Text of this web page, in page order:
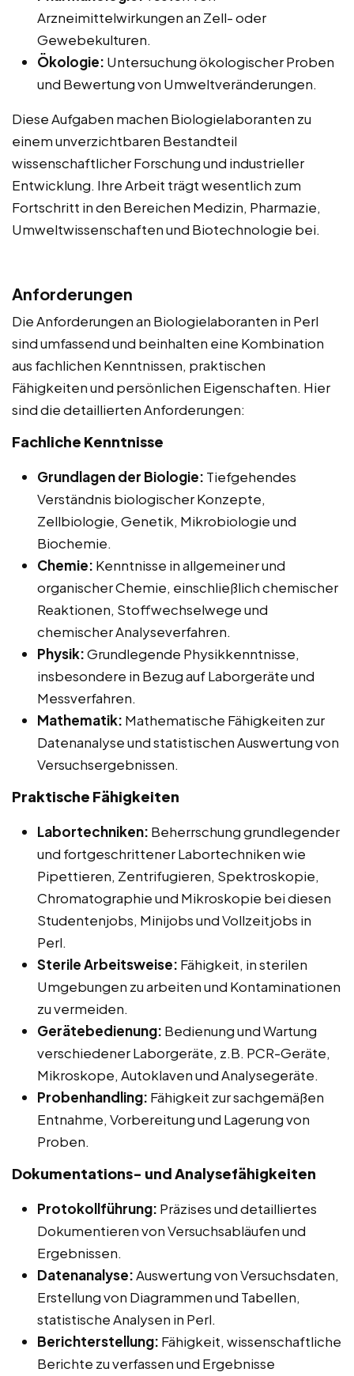
Arzneimittelwirkungen an Zell- oder
Gewebekulturen.
Ökologie: Untersuchung ökologischer Proben
und Bewertung von Umweltveränderungen.
Diese Aufgaben machen Biologielaboranten zu
einem unverzichtbaren Bestandteil
wissenschaftlicher Forschung und industrieller
Entwicklung. Ihre Arbeit trägt wesentlich zum
Fortschritt in den Bereichen Medizin, Pharmazie,
Umweltwissenschaften und Biotechnologie bei.
Anforderungen
Die Anforderungen an Biologielaboranten in Perl
sind umfassend und beinhalten eine Kombination
aus fachlichen Kenntnissen, praktischen
Fähigkeiten und persönlichen Eigenschaften. Hier
sind die detaillierten Anforderungen:
Fachliche Kenntnisse
Grundlagen der Biologie: Tiefgehendes
Verständnis biologischer Konzepte,
Zellbiologie, Genetik, Mikrobiologie und
Biochemie.
Chemie: Kenntnisse in allgemeiner und
organischer Chemie, einschließlich chemischer
Reaktionen, Stoffwechselwege und
chemischer Analyseverfahren.
Physik:Grundlegende Physikkenntnisse,
insbesondere in Bezug auf Laborgeräte und
Messverfahren.
Mathematik: Mathematische Fähigkeiten zur
Datenanalyse und statistischen Auswertung von
Versuchsergebnissen.
Praktische Fähigkeiten
Labortechniken: Beherrschung grundlegender
und fortgeschrittener Labortechniken wie
Pipettieren, Zentrifugieren, Spektroskopie,
Chromatographie und Mikroskopie bei diesen
Studentenjobs, Minijobs und Vollzeitjobs in
Perl.
Sterile Arbeitsweise: Fähigkeit, in sterilen
Umgebungen zu arbeiten und Kontaminationen
zu vermeiden.
Gerätebedienung: Bedienung und Wartung
verschiedener Laborgeräte, z.B. PCR-Geräte,
Mikroskope, Autoklaven und Analysegeräte.
Probenhandling: Fähigkeit zur sachgemäßen
Entnahme, Vorbereitung und Lagerung von
Proben.
Dokumentations- und Analysefähigkeiten
Protokollführung: Präzises und detailliertes
Dokumentieren von Versuchsabläufen und
Ergebnissen.
Datenanalyse:Auswertung von Versuchsdaten,
Erstellung von Diagrammen und Tabellen,
statistische Analysen in Perl.
Berichterstellung: Fähigkeit, wissenschaftliche
Berichte zu verfassen und Ergebnisse